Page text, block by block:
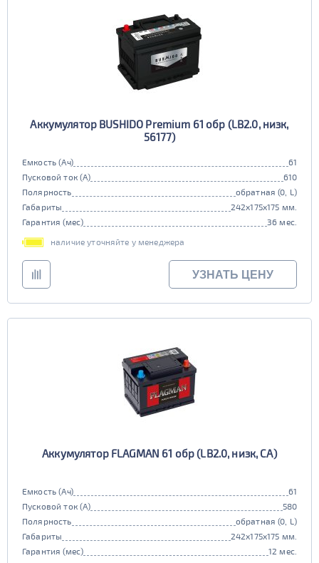
Аккумулятор BUSHIDO Premium 61 обр (LB2.0, низк,
56177)
Емкость (Ач)
61
Пусковой ток (А)
610
Полярность
обратная (0, L)
Габариты
242x175x175 мм.
Гарантия (мес)
36 мес.
наличие уточняйте у менеджера
УЗНАТЬ ЦЕНУ
Аккумулятор FLAGMAN 61 обр (LB2.0, низк, CA)
Емкость (Ач)
61
Пусковой ток (А)
580
Полярность
обратная (0, L)
Габариты
242x175x175 мм.
Гарантия (мес)
12 мес.